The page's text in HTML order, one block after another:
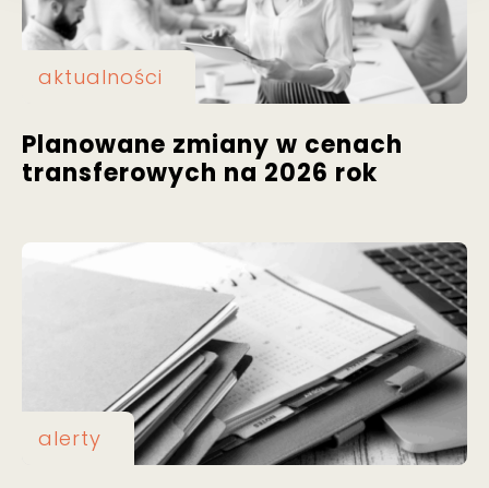
aktualności
Planowane zmiany w cenach
transferowych na 2026 rok
alerty